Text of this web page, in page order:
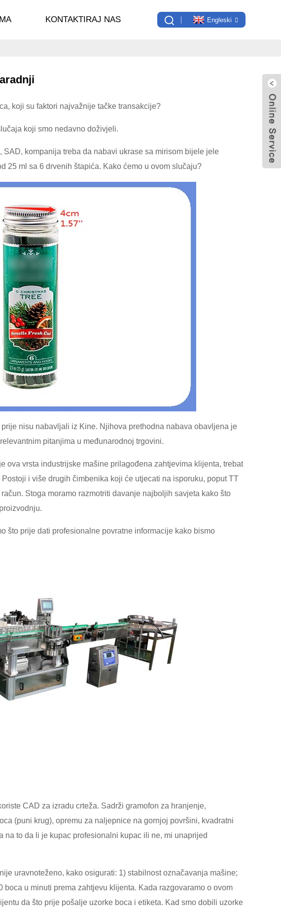
KONTAKTIRAJ NAS Engleski
koji su faktori najvažnije tačke transakcije?
koji smo nedavno doživjeli.
kompanija treba da nabavi ukrase sa mirisom bijele jele
25 ml sa 6 drvenih štapića. Kako ćemo u ovom slučaju?
nisu nabavljali iz Kine. Njihova prethodna nabava obavljena je
pitanjima u međunarodnoj trgovini.
ova vrsta industrijske mašine prilagođena zahtjevima klijenta, trebat
i više drugih čimbenika koji će utjecati na isporuku, poput TT
Stoga moramo razmotriti davanje najboljih savjeta kako što
što prije dati profesionalne povratne informacije kako bismo
CAD za izradu crteža. Sadrži gramofon za hranjenje,
(puni krug), opremu za naljepnice na gornjoj površini, kvadratni
to da li je kupac profesionalni kupac ili ne, mi unaprijed
uravnoteženo, kako osigurati: 1) stabilnost označavanja mašine;
u minuti prema zahtjevu klijenta. Kada razgovaramo o ovom
da što prije pošalje uzorke boca i etiketa. Kad smo dobili uzorke